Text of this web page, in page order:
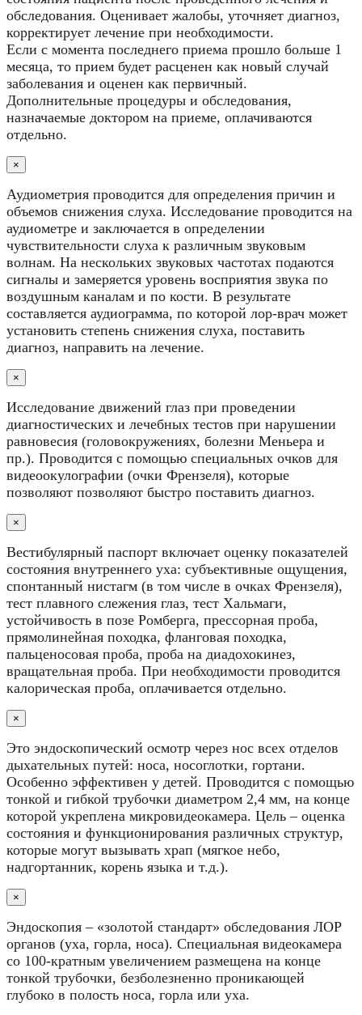
обследования. Оценивает жалобы, уточняет диагноз,
корректирует лечение при необходимости.
Если с момента последнего приема прошло больше 1
месяца, то прием будет расценен как новый случай
заболевания и оценен как первичный.
Дополнительные процедуры и обследования,
назначаемые доктором на приеме, оплачиваются
отдельно.
×
Аудиометрия проводится для определения причин и
объемов снижения слуха. Исследование проводится на
аудиометре и заключается в определении
чувствительности слуха к различным звуковым
волнам. На нескольких звуковых частотах подаются
сигналы и замеряется уровень восприятия звука по
воздушным каналам и по кости. В результате
составляется аудиограмма, по которой лор-врач может
установить степень снижения слуха, поставить
диагноз, направить на лечение.
×
Исследование движений глаз при проведении
диагностических и лечебных тестов при нарушении
равновесия (головокружениях, болезни Меньера и
пр.). Проводится с помощью специальных очков для
видеоокулографии (очки Френзеля), которые
позволяют позволяют быстро поставить диагноз.
×
Вестибулярный паспорт включает оценку показателей
состояния внутреннего уха: субъективные ощущения,
спонтанный нистагм (в том числе в очках Френзеля),
тест плавного слежения глаз, тест Хальмаги,
устойчивость в позе Ромберга, прессорная проба,
прямолинейная походка, фланговая походка,
пальценосовая проба, проба на диадохокинез,
вращательная проба. При необходимости проводится
калорическая проба, оплачивается отдельно.
×
Это эндоскопический осмотр через нос всех отделов
дыхательных путей: носа, носоглотки, гортани.
Особенно эффективен у детей. Проводится с помощью
тонкой и гибкой трубочки диаметром 2,4 мм, на конце
которой укреплена микровидеокамера. Цель – оценка
состояния и функционирования различных структур,
которые могут вызывать храп (мягкое небо,
надгортанник, корень языка и т.д.).
×
Эндоскопия – «золотой стандарт» обследования ЛОР
органов (уха, горла, носа). Специальная видеокамера
со 100-кратным увеличением размещена на конце
тонкой трубочки, безболезненно проникающей
глубоко в полость носа, горла или уха.